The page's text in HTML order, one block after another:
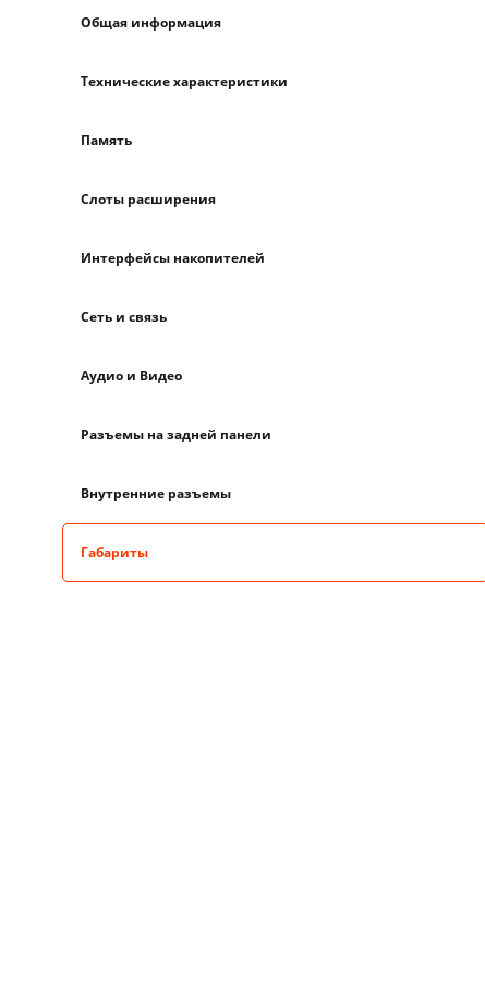
Общая информация
Технические характеристики
Память
Слоты расширения
Интерфейсы накопителей
Сеть и связь
Аудио и Видео
Разъемы на задней панели
Внутренние разъемы
Габариты